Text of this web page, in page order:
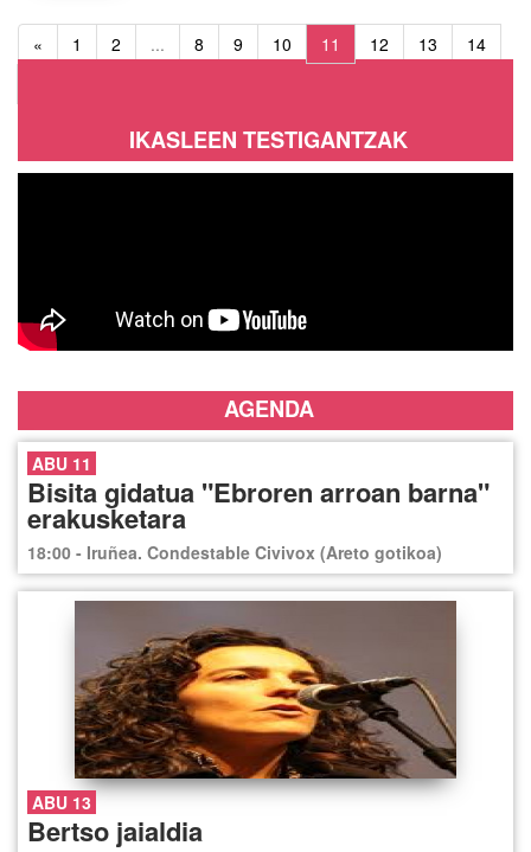
« 1 2 ... 8 9 10 11 12 13
14
IKASLEEN TESTIGANTZAK
AGENDA
ABU 11
Bisita gidatua "Ebroren arroan barna"
erakusketara
18:00 - Iruñea. Condestable Civivox (Areto gotikoa)
ABU 13
Bertso jaialdia